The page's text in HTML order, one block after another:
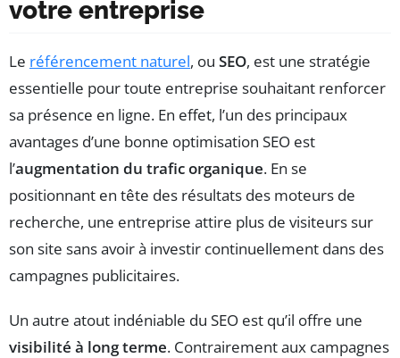
votre entreprise
Le référencement naturel, ou SEO, est une stratégie
essentielle pour toute entreprise souhaitant renforcer
sa présence en ligne. En effet, l’un des principaux
avantages d’une bonne optimisation SEO est
l’augmentation du trafic organique. En se
positionnant en tête des résultats des moteurs de
recherche, une entreprise attire plus de visiteurs sur
son site sans avoir à investir continuellement dans des
campagnes publicitaires.
Un autre atout indéniable du SEO est qu’il offre une
visibilité à long terme. Contrairement aux campagnes